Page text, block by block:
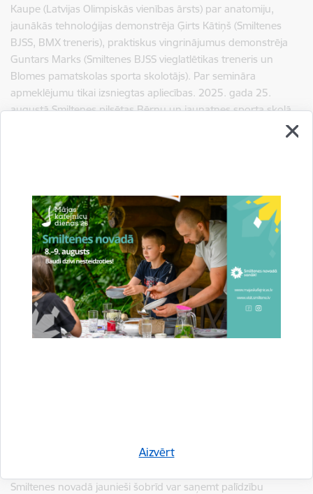
Aizvērt
Kaupe (Latvijas Olimpiskās vienības ārsts) par anatomiju,
jaunākās tehnoloģijas demonstrēja Ģirts Kātiņš (Smiltenes
BJSS, BMX treneris), praktiskus vingrinājumus demonstrēja
Guntars Marks (Smiltenes BJSS vieglatlētikas treneris un
Blomes pamatskolas sporta skolotājs). Par semināra
apmeklējumu tikai izsniegtas apliecības. 2025. gada 25.
augustā Smiltenes pilsētas Bērnu un jaunatnes sporta skolā
atbalstam, ikviena pedagoga un trenera vajadzības tiek
uzklausītas un tiek meklēti risinājumi.
Vai tiek apsvērta pusaudžu resursu centra izveide,
kāds ir Valmierā, kur jaunieši var saņemt palīdzību un
atbalstu?
Šobrīd Pusaudžu resursu centra filiāles ir pieejamas daļā no
valstspilsētām un tās koordinē Veselības ministrija. Centrs
sniedz profesionālu, multidisciplināru un draudzīgu palīdzību
Smiltenes novadā jaunieši šobrīd var saņemt palīdzību